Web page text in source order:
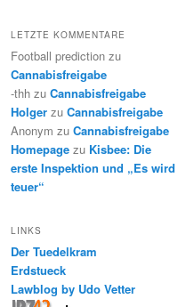
LETZTE KOMMENTARE
Football prediction zu
Cannabisfreigabe
-thh zu Cannabisfreigabe
Holger zu Cannabisfreigabe
Anonym zu Cannabisfreigabe
Homepage zu Kisbee: Die
erste Inspektion und „Es wird
teuer“
LINKS
Der Tuedelkram
Erdstueck
Lawblog by Udo Vetter